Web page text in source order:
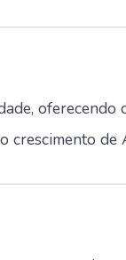
crescimento de